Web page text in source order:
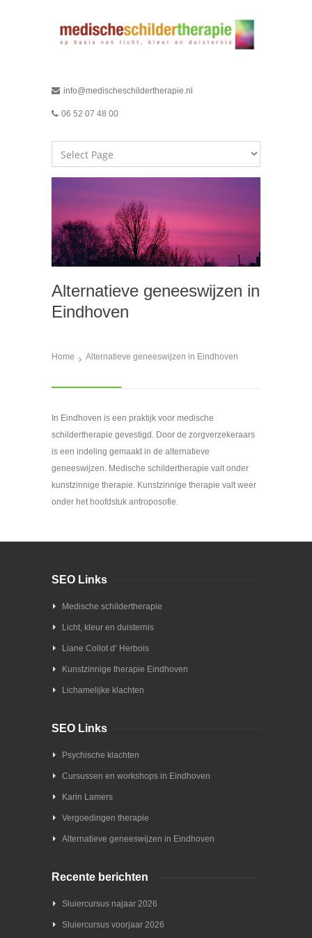
info@medischeschildertherapie.nl
06 52 07 48 00
Alternatieve geneeswijzen in
Eindhoven
Home Alternatieve geneeswijzen in Eindhoven
In Eindhoven is een praktijk voor medische
schildertherapie gevestigd. Door de zorgverzekeraars
is een indeling gemaakt in de alternatieve
geneeswijzen. Medische schildertherapie valt onder
kunstzinnige therapie. Kunstzinnige therapie valt weer
onder het hoofdstuk antroposofie.
SEO Links
Medische schildertherapie
Licht, kleur en duisternis
Liane Collot d’ Herbois
Kunstzinnige therapie Eindhoven
Lichamelijke klachten
SEO Links
Psychische klachten
Cursussen en workshops in Eindhoven
Karin Lamers
Vergoedingen therapie
Alternatieve geneeswijzen in Eindhoven
Recente berichten
Sluiercursus najaar 2026
Sluiercursus voorjaar 2026